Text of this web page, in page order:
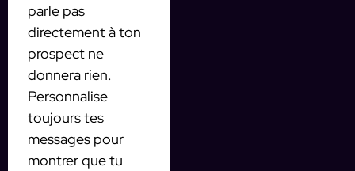
parle pas
directement à ton
prospect ne
donnera rien.
Personnalise
toujours tes
messages pour
montrer que tu